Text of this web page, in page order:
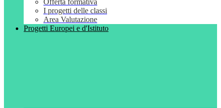
Offerta formativa
I progetti delle classi
Area Valutazione
Progetti Europei e d'Istituto